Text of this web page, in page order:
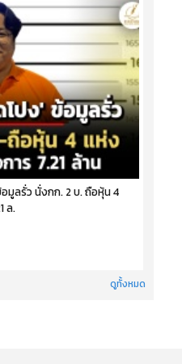
มูลรั่ว นั่งกก. 2 บ. ถือหุ้น 4
ล.
ดูทั้งหมด